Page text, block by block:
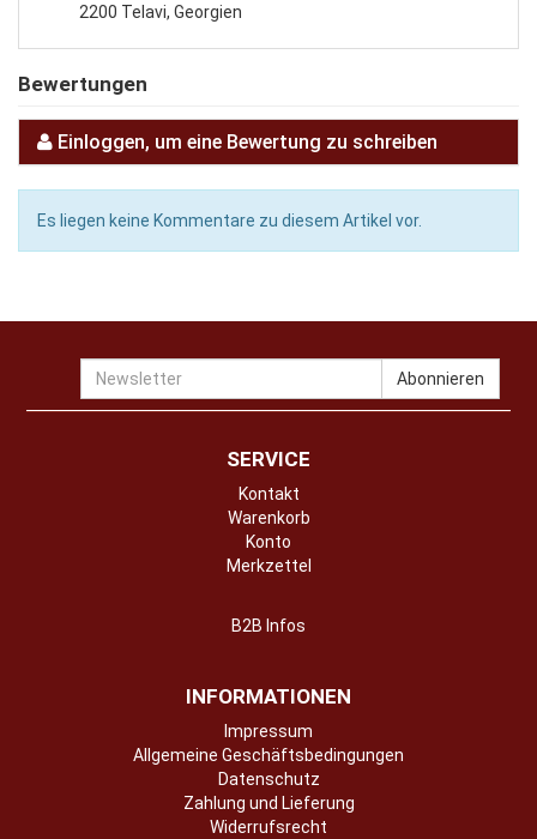
2200 Telavi, Georgien
Bewertungen
Einloggen, um eine Bewertung zu schreiben
Es liegen keine Kommentare zu diesem Artikel vor.
Newsletter Abonnieren
SERVICE
Kontakt
Warenkorb
Konto
Merkzettel
B2B Infos
INFORMATIONEN
Impressum
Allgemeine Geschäftsbedingungen
Datenschutz
Zahlung und Lieferung
Widerrufsrecht